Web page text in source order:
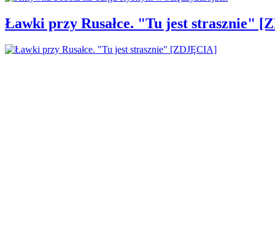
Ławki przy Rusałce. "Tu jest strasznie"